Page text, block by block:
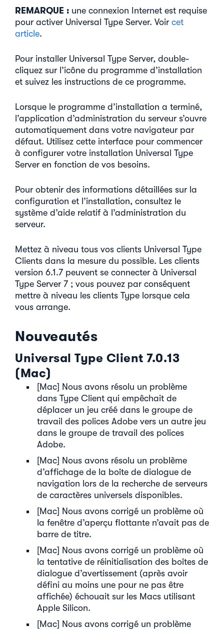
REMARQUE : une connexion Internet est requise
pour activer Universal Type Server. Voir cet
article.
Pour installer Universal Type Server, double-
cliquez sur l’icône du programme d’installation
et suivez les instructions de ce programme.
Lorsque le programme d’installation a terminé,
l’application d’administration du serveur s’ouvre
automatiquement dans votre navigateur par
défaut. Utilisez cette interface pour commencer
à configurer votre installation Universal Type
Server en fonction de vos besoins.
Pour obtenir des informations détaillées sur la
configuration et l’installation, consultez le
système d’aide relatif à l’administration du
serveur.
Mettez à niveau tous vos clients Universal Type
Clients dans la mesure du possible. Les clients
version 6.1.7 peuvent se connecter à Universal
Type Server 7 ; vous pouvez par conséquent
mettre à niveau les clients Type lorsque cela
vous arrange.
Nouveautés
Universal Type Client 7.0.13
(Mac)
[Mac] Nous avons résolu un problème
dans Type Client qui empêchait de
déplacer un jeu créé dans le groupe de
travail des polices Adobe vers un autre jeu
dans le groupe de travail des polices
Adobe.
[Mac] Nous avons résolu un problème
d’affichage de la boîte de dialogue de
navigation lors de la recherche de serveurs
de caractères universels disponibles.
[Mac] Nous avons corrigé un problème où
la fenêtre d’aperçu flottante n’avait pas de
barre de titre.
[Mac] Nous avons corrigé un problème où
la tentative de réinitialisation des boîtes de
dialogue d’avertissement (après avoir
défini au moins une pour ne pas être
affichée) échouait sur les Macs utilisant
Apple Silicon.
[Mac] Nous avons corrigé un problème